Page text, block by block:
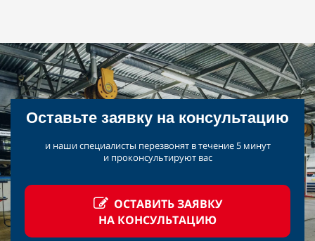
Оставьте заявку на консультацию
и наши специалисты перезвонят в течение 5 минут
и проконсультируют вас
ОСТАВИТЬ ЗАЯВКУ
НА КОНСУЛЬТАЦИЮ